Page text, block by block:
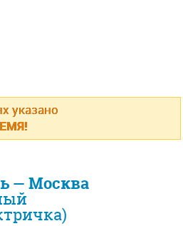
указано
— Москва